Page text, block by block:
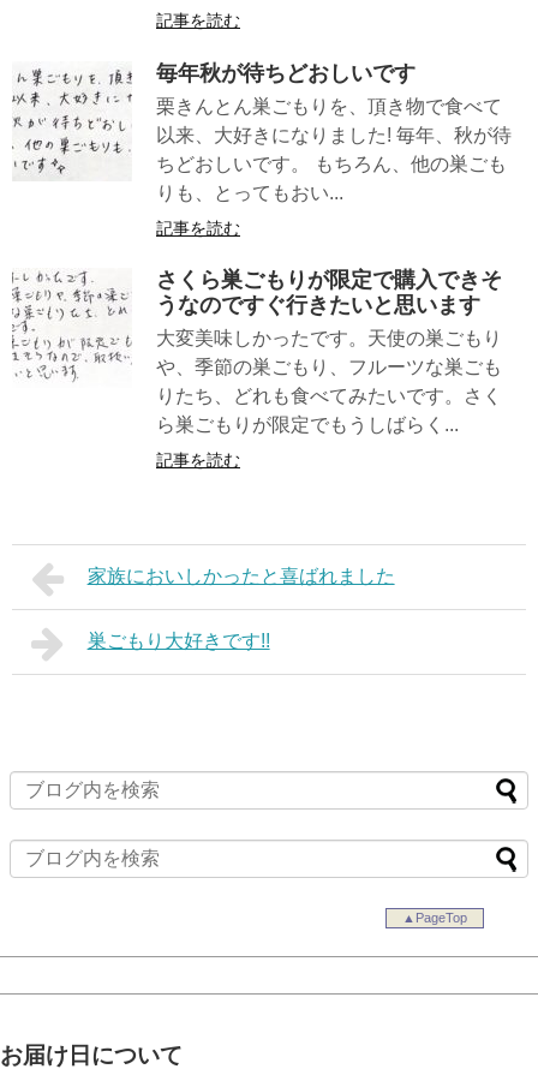
記事を読む
毎年秋が待ちどおしいです
栗きんとん巣ごもりを、頂き物で食べて
以来、大好きになりました! 毎年、秋が待
ちどおしいです。 もちろん、他の巣ごも
りも、とってもおい...
記事を読む
さくら巣ごもりが限定で購入できそ
うなのですぐ行きたいと思います
大変美味しかったです。天使の巣ごもり
や、季節の巣ごもり、フルーツな巣ごも
りたち、どれも食べてみたいです。さく
ら巣ごもりが限定でもうしばらく...
記事を読む
家族においしかったと喜ばれました
巣ごもり大好きです!!
▲PageTop
お届け日について